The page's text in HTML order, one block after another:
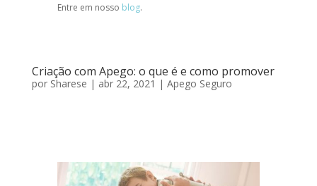
Entre em nosso blog.
Criação com Apego: o que é e como promover
por Sharese | abr 22, 2021 | Apego Seguro